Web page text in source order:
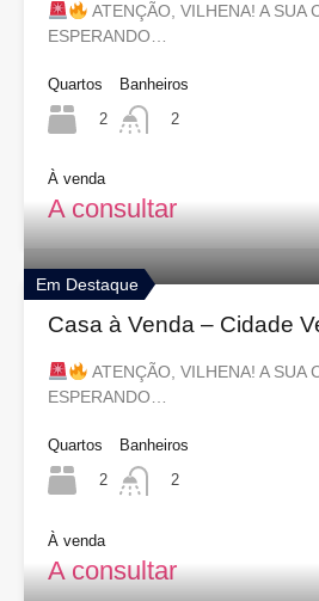
ATENÇÃO, VILHENA! A SUA
ESPERANDO…
Quartos
2
Banheiros
2
À venda
A consultar
Em Destaque
Casa à Venda – Cidade
ATENÇÃO, VILHENA! A SUA
ESPERANDO…
Quartos
2
Banheiros
2
À venda
A consultar